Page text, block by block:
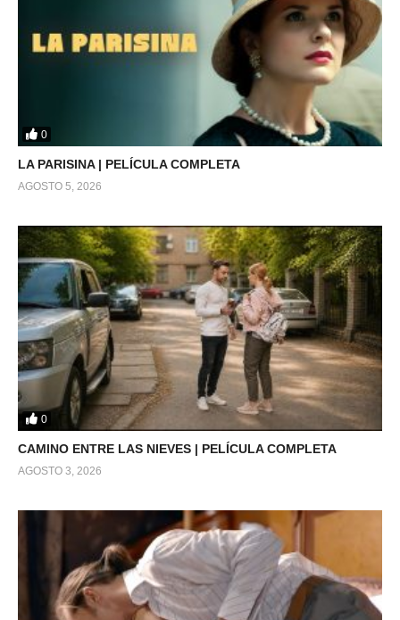
0
LA PARISINA | PELÍCULA COMPLETA
AGOSTO 5, 2026
0
CAMINO ENTRE LAS NIEVES | PELÍCULA COMPLETA
AGOSTO 3, 2026